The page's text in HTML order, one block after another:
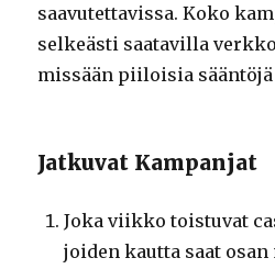
saavutettavissa. Koko
selkeästi saatavilla
missään piiloisia sääntöjä
Jatkuvat Kampanjat
Joka viikko toistuvat
joiden kautta saat